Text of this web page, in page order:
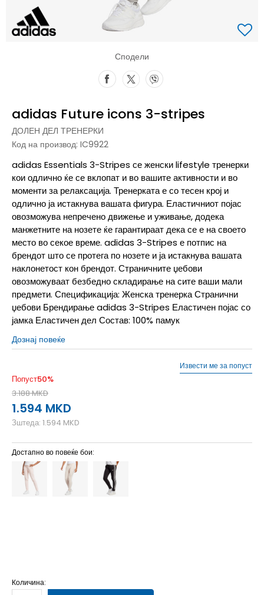
Сподели
adidas Future icons 3-stripes
ДОЛЕН ДЕЛ ТРЕНЕРКИ
Код на производ: IC9922
adidas Essentials 3-Stripes се женски lifestyle тренерки
кои одлично ќе се вклопат и во вашите активности и во
моменти за релаксација. Тренерката е со тесен крој и
одлично ја истакнува вашата фигура. Еластичниот појас
овозможува непречено движење и уживање, додека
манжетните на нозете ќе гарантираат дека се е на своето
место во секое време. adidas 3-Stripes е потпис на
брендот што се протега по нозете и ја истакнува вашата
наклонетост кон брендот. Страничните џебови
овозможуваат безбедно складирање на сите ваши мали
предмети. Спецификација: Женска тренерка Странични
џебови Брендирање adidas 3-Stripes Еластичен појас со
јамка Еластичен дел Состав: 100% памук
Дознај повеќе
Попуст50%
3.188MKD
1.594 MKD
Зштеда: 1.594 MKD
Извести ме за попуст
Достапно во повеќе бои:
Количина: